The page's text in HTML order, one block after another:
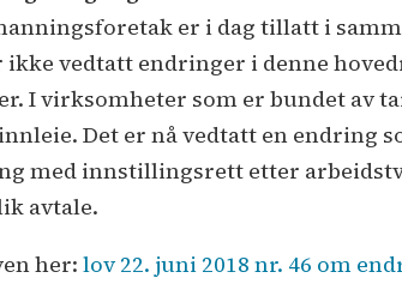
er i dag tillatt i
ikke vedtatt endringer i denne
I virksomheter som er bundet av
Det er nå vedtatt en
med innstillingsrett etter
avtale.
her:lov 22. juni 2018 nr. 46 om